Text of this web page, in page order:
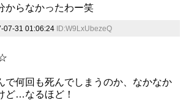
からなかったわー笑
07-31 01:06:24 ID:W9LxUbezeQ
で何回も死んでしまうのか、なかなか
ど…なるほど！